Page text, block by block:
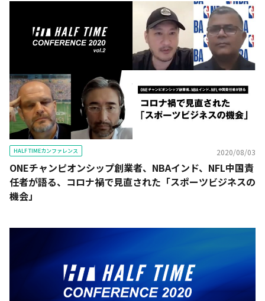
HALF TIMEカンファレンス 2020/08/03
ONEチャンピオンシップ創業者、NBAインド、NFL中国責
任者が語る、コロナ禍で見直された「スポーツビジネスの
機会」